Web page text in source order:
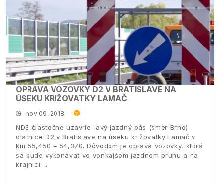
OPRAVA VOZOVKY D2 V BRATISLAVE NA
ÚSEKU KRIŽOVATKY LAMAČ
nov 09, 2018
NDS čiastočne uzavrie ľavý jazdný pás (smer Brno)
diaľnice D2 v Bratislave na úseku križovatky Lamač v
km 55,450 – 54,370. Dôvodom je oprava vozovky, ktorá
sa bude vykonávať vo vonkajšom jazdnom pruhu a na
krajnici.